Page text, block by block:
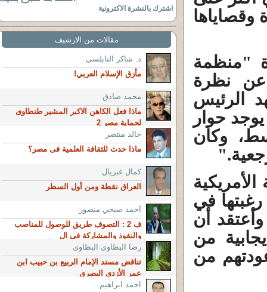
وقصاياها
"منظمة
عن نظرة
الرئيس
حوار
وكان
في
أن
من
من
اشترك بالنشرة الاكترونية
مقالات من الارشيف
د. شاكر النابلسي
مأزق الإسلام العربي!
محمد صادق
ماذا فعل الكاهن الاكبر المشير طنطاوى
لحماية مصر 2
خالد منتصر
ماذا حدث للثقافة العلمية فى مصر؟
كمال غبريال
العراق نقطة ومن أول السطر
آحمد صبحي منصور
ف 2 : التصوف طريق للوصول للمناصب
والنفوذ والمشاركة في ال
رضا البطاوى البطاوى
تناقض مسند الإمام الربيع بن حبيب ابن
عمر الأزدي البصري
احمد ابراهيم